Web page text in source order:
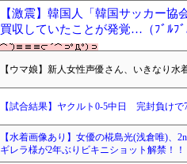
【激震】韓国人「韓国サッカー
買収していたことが発覚…（ﾌﾞﾙﾌ
【ウマ娘】新人女性声優さん、いきなり水
【試合結果】ヤクルト0-5中日 完封負け
【水着画像あり】女優の椛島光(浅倉唯)、
ギレラ様が2年ぶりビキニショット解禁！！